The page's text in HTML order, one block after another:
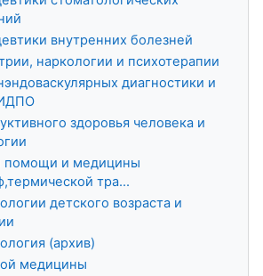
внутренних болезней
наркологии и психотерапии
диагностики и
здоровья человека и
помощи и медицины
тра...
детского возраста и
(архив)
медицины